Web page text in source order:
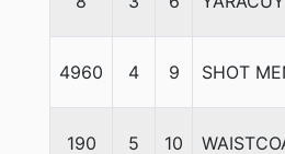
4960 4 9 SHOT
190 5 10